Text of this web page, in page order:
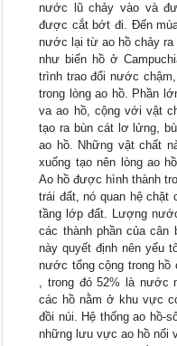
nước lũ chảy vào và
được cắt bớt đi. Đến
nước lại từ ao hồ chảy ra
như biển hồ ở
trình trao đổi nước
trong lòng ao hồ. Phần
va ao hồ, cộng với vật
tạo ra bùn cát lơ lửng,
ao hồ. Những vật chất
xuống tạo nên lòng ao
Ao hồ được hình thành
trái đất, nó quan hệ chặt
tầng lớp đất. Lượng
các thành phần của cân
này quyết định nên yếu
nước tổng cộng trong hồ
, trong đó 52% là nước
các hồ nằm ở khu vực
đồi núi. Hệ thống ao hồ-
những lưu vực ao hồ nối